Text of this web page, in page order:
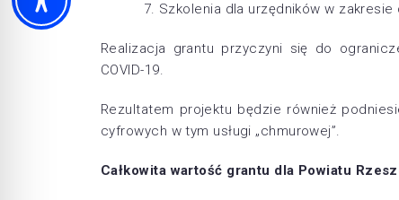
Szkolenia dla urzędników w
Realizacja grantu przyczyni się do
COVID-19.
Rezultatem projektu będzie również
cyfrowych w tym usługi „chmurowej”.
Całkowita wartość grantu dla Powiatu